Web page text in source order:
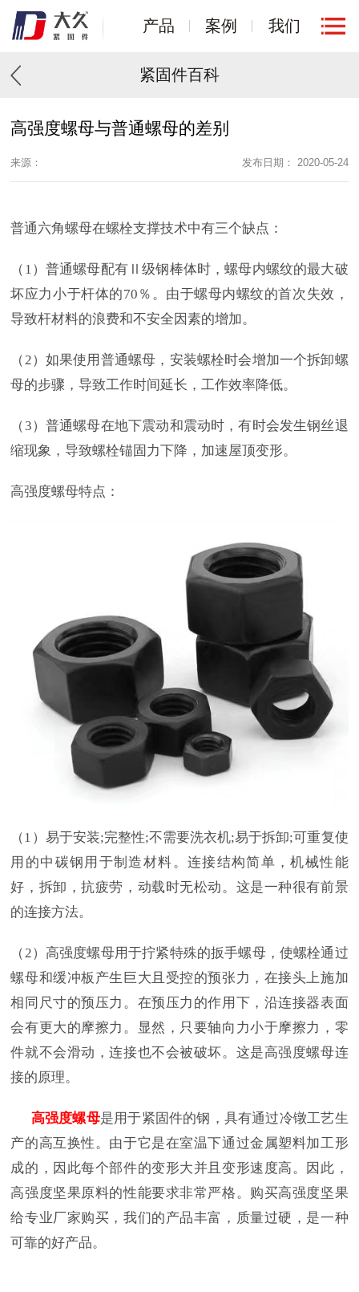
产品 案例 我们
紧固件百科
高强度螺母与普通螺母的差别
来源： 发布日期： 2020-05-24
普通六角螺母在螺栓支撑技术中有三个缺点：
（1）普通螺母配有Ⅱ级钢棒体时，螺母内螺纹的最大破
坏应力小于杆体的70％。由于螺母内螺纹的首次失效，
导致杆材料的浪费和不安全因素的增加。
（2）如果使用普通螺母，安装螺栓时会增加一个拆卸螺
母的步骤，导致工作时间延长，工作效率降低。
（3）普通螺母在地下震动和震动时，有时会发生钢丝退
缩现象，导致螺栓锚固力下降，加速屋顶变形。
高强度螺母特点：
（1）易于安装;完整性;不需要洗衣机;易于拆卸;可重复使
用的中碳钢用于制造材料。连接结构简单，机械性能
好，拆卸，抗疲劳，动载时无松动。这是一种很有前景
的连接方法。
（2）高强度螺母用于拧紧特殊的扳手螺母，使螺栓通过
螺母和缓冲板产生巨大且受控的预张力，在接头上施加
相同尺寸的预压力。在预压力的作用下，沿连接器表面
会有更大的摩擦力。显然，只要轴向力小于摩擦力，零
件就不会滑动，连接也不会被破坏。这是高强度螺母连
接的原理。
高强度螺母是用于紧固件的钢，具有通过冷镦工艺生
产的高互换性。由于它是在室温下通过金属塑料加工形
成的，因此每个部件的变形大并且变形速度高。因此，
高强度坚果原料的性能要求非常严格。购买高强度坚果
给专业厂家购买，我们的产品丰富，质量过硬，是一种
可靠的好产品。